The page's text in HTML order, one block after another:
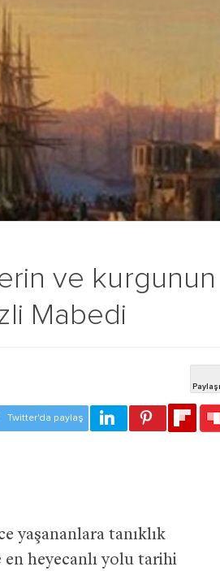
ve kurgunun
Mabedi
yaşananlara tanıklık
heyecanlı yolu tarihi